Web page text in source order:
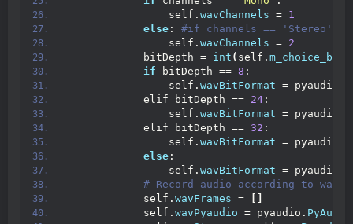
                self.
wavChannels = 1
else :
#if channels == 'Stereo':
                self.
wavChannels = 2
            bitDepth =
int ( self.
if bitDepth == 8 :
                self.
wavBitFormat = pyaudio.
            elif bitDepth ==
24 :
                self.
wavBitFormat = pyaudio.
            elif bitDepth ==
32 :
                self.
wavBitFormat = pyaudio.
else :
                self.
wavBitFormat = pyaudio.
# Record audio according to wave
            self.
wavFrames =
            self.
wavPyaudio = pyaudio. PyAudio